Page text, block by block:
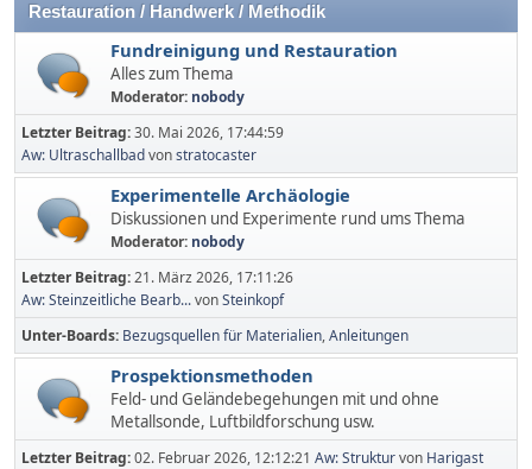
Restauration / Handwerk / Methodik
Fundreinigung und Restauration
Alles zum Thema
Moderator: nobody
Letzter Beitrag:30. Mai 2026, 17:44:59
Aw: Ultraschallbadvonstratocaster
Experimentelle Archäologie
Diskussionen und Experimente rund ums Thema
Moderator: nobody
Letzter Beitrag:21. März 2026, 17:11:26
Aw: Steinzeitliche Bearb...vonSteinkopf
Unter-Boards Bezugsquellen für Materialien Anleitungen
Prospektionsmethoden
Feld- und Geländebegehungen mit und ohne
Metallsonde, Luftbildforschung usw.
Letzter Beitrag:02. Februar 2026, 12:12:21 Aw: Strukturvon Harigast